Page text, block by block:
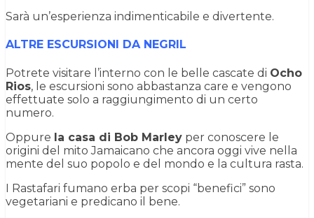
Sarà un’esperienza indimenticabile e divertente.
ALTRE ESCURSIONI DA NEGRIL
Potrete visitare l’interno con le belle cascate di Ocho
Rios, le escursioni sono abbastanza care e vengono
effettuate solo a raggiungimento di un certo
numero.
Oppure la casa di Bob Marley per conoscere le
origini del mito Jamaicano che ancora oggi vive nella
mente del suo popolo e del mondo e la cultura rasta.
I Rastafari fumano erba per scopi “benefici” sono
vegetariani e predicano il bene.